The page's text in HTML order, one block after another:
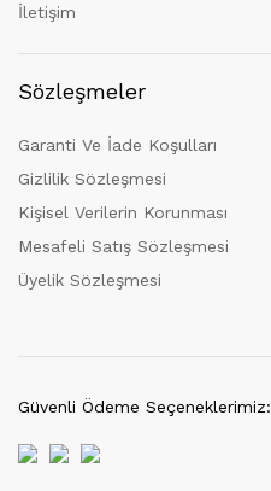
İletişim
Sözleşmeler
Garanti Ve İade Koşulları
Gizlilik Sözleşmesi
Kişisel Verilerin Korunması
Mesafeli Satış Sözleşmesi
Üyelik Sözleşmesi
Güvenli Ödeme Seçeneklerimiz: